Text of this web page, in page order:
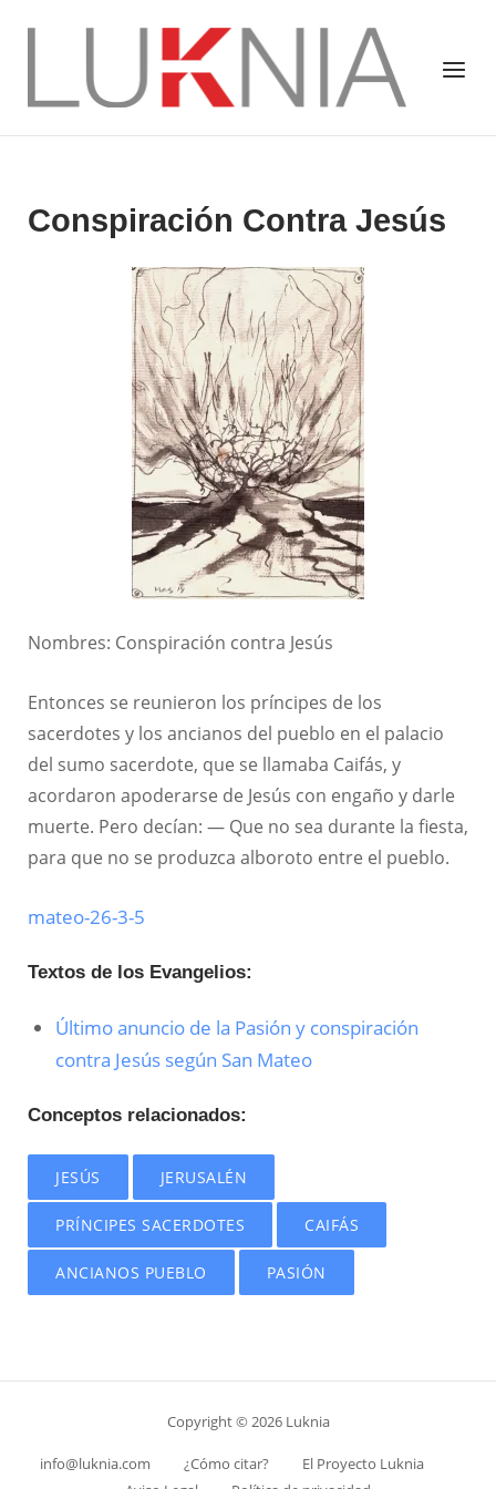
Menú
Conspiración Contra Jesús
Nombres: Conspiración contra Jesús
Entonces se reunieron los príncipes de los
sacerdotes y los ancianos del pueblo en el palacio
del sumo sacerdote, que se llamaba Caifás, y
acordaron apoderarse de Jesús con engaño y darle
muerte. Pero decían: — Que no sea durante la fiesta,
para que no se produzca alboroto entre el pueblo.
mateo-26-3-5
Textos de los Evangelios:
Último anuncio de la Pasión y conspiración
contra Jesús según San Mateo
Conceptos relacionados:
JESÚS JERUSALÉN
PRÍNCIPES SACERDOTES CAIFÁS
ANCIANOS PUEBLO PASIÓN
Copyright © 2026 Luknia
info@luknia.com ¿Cómo citar?
El Proyecto Luknia